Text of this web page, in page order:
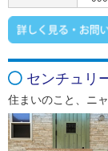
センチュリ
住まいのこと、ニ